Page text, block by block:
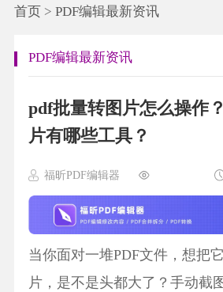
首页> PDF编辑最新资讯
PDF编辑最新资讯
pdf批量转图片怎么操作
片有哪些工具？
福昕PDF编辑器
当你面对一堆PDF文件，想把
片，是不是头都大了？手动截